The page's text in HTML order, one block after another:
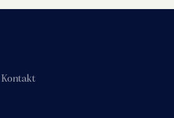
Kontakt